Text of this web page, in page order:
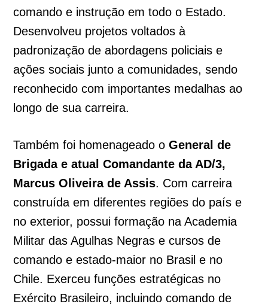
comando e instrução em todo o Estado.
Desenvolveu projetos voltados à
padronização de abordagens policiais e
ações sociais junto a comunidades, sendo
reconhecido com importantes medalhas ao
longo de sua carreira.
Também foi homenageado oGeneral de
Brigada e atual Comandante da AD/3,
Marcus Oliveira de Assis. Com carreira
construída em diferentes regiões do país e
no exterior, possui formação na Academia
Militar das Agulhas Negras e cursos de
comando e estado-maior no Brasil e no
Chile. Exerceu funções estratégicas no
Exército Brasileiro, incluindo comando de